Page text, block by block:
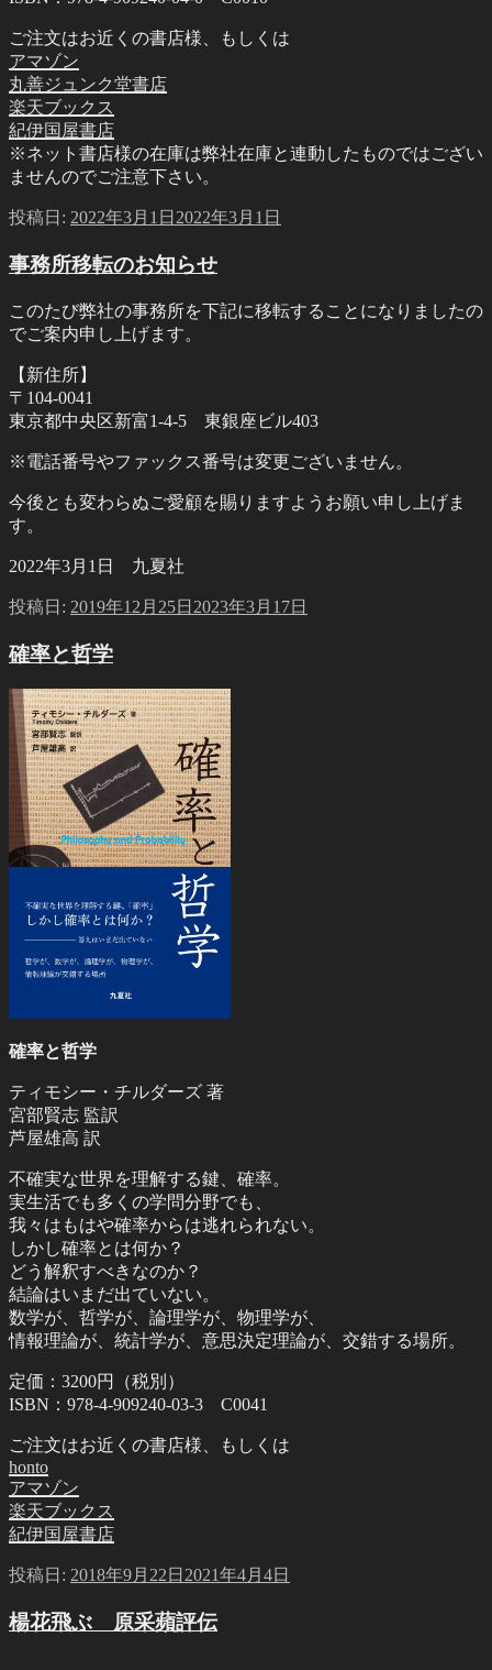
ご注文はお近くの書店様、もしくは
アマゾン
丸善ジュンク堂書店
楽天ブックス
紀伊国屋書店
※ネット書店様の在庫は弊社在庫と連動したものではござい
ませんのでご注意下さい。
投稿日: 2022年3月1日 2022年3月1日
事務所移転のお知らせ
このたび弊社の事務所を下記に移転することになりましたの
でご案内申し上げます。
【新住所】
〒104-0041
東京都中央区新富1-4-5 東銀座ビル403
※電話番号やファックス番号は変更ございません。
今後とも変わらぬご愛顧を賜りますようお願い申し上げま
す。
2022年3月1日 九夏社
投稿日: 2019年12月25日 2023年3月17日
確率と哲学
確率と哲学
ティモシー・チルダーズ 著
宮部賢志 監訳
芦屋雄高 訳
不確実な世界を理解する鍵、確率。
実生活でも多くの学問分野でも、
我々はもはや確率からは逃れられない。
しかし確率とは何か？
どう解釈すべきなのか？
結論はいまだ出ていない。
数学が、哲学が、論理学が、物理学が、
情報理論が、統計学が、意思決定理論が、交錯する場所。
定価：3200円（税別）
ISBN：978-4-909240-03-3 C0041
ご注文はお近くの書店様、もしくは
honto
アマゾン
楽天ブックス
紀伊国屋書店
投稿日: 2018年9月22日 2021年4月4日
楊花飛ぶ 原采蘋評伝